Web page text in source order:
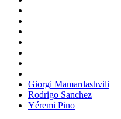
Giorgi Mamardashvili
Rodrigo Sanchez
Yéremi Pino